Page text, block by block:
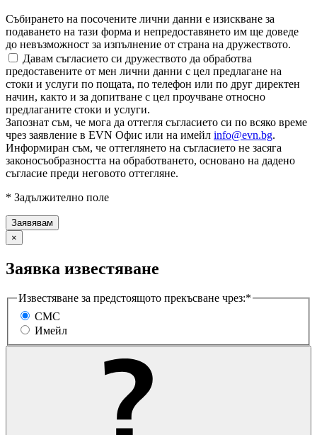
Събирането на посочените лични данни е изискване за
подаването на тази форма и непредоставянето им ще доведе
до невъзможност за изпълнение от страна на дружеството.
Давам съгласието си дружеството да обработва
предоставените от мен лични данни с цел предлагане на
стоки и услуги по пощата, по телефон или по друг директен
начин, както и за допитване с цел проучване относно
предлаганите стоки и услуги.
Запознат съм, че мога да оттегля съгласието си по всяко време
чрез заявление в EVN Офис или на имейл info@evn.bg.
Информиран съм, че оттеглянето на съгласието не засяга
законосъобразността на обработването, основано на дадено
съгласие преди неговото оттегляне.
* Задължително поле
×
Заявка известяване
Известяване за предстоящото прекъсване чрез:*
СМС
Имейл